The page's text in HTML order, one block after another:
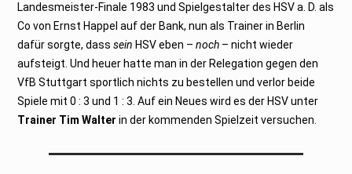
Landesmeister-Finale 1983 und Spielgestalter des HSV a. D. als
Co von Ernst Happel auf der Bank, nun als Trainer in Berlin
dafür sorgte, dasssein HSV eben –noch – nicht wieder
aufsteigt. Und heuer hatte man in der Relegation gegen den
VfB Stuttgart sportlich nichts zu bestellen und verlor beide
Spiele mit 0 : 3 und 1 : 3. Auf ein Neues wird es der HSV unter
Trainer Tim Walter in der kommenden Spielzeit versuchen.